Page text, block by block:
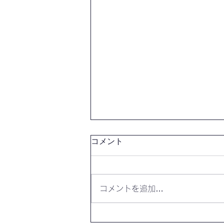
コメント
コメントを追加…